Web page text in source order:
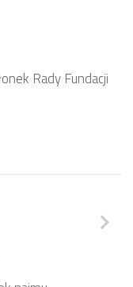
Rady Fundacji